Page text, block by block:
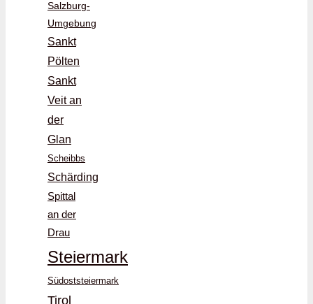
Salzburg-
Umgebung
Sankt
Pölten
Sankt
Veit an
der
Glan
Scheibbs
Schärding
Spittal
an der
Drau
Steiermark
Südoststeiermark
Tirol